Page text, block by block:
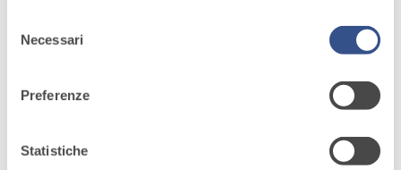
Cliccando sul tasto “
acconsente all’uso di tutti i cookie non tecnici, inclusi
quindi quelli di profilazione, analitici e social. Il consenso
è facoltativo e può essere revocato in qualsiasi
Se l’utente desidera gestire le proprie preferenze può
cliccare sul tasto in basso a sinistra (accessibile in ogni
delNecessari
Preferenze
Statistiche